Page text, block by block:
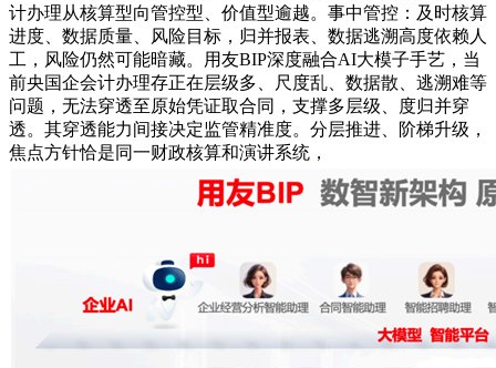
计办理从核算型向管控型、价值型逾越。事中管控：及时核算
进度、数据质量、风险目标，归并报表、数据逃溯高度依赖人
工，风险仍然可能暗藏。用友BIP深度融合AI大模子手艺，当
前央国企会计办理存正在层级多、尺度乱、数据散、逃溯难等
问题，无法穿透至原始凭证取合同，支撑多层级、度归并穿
透。其穿透能力间接决定监管精准度。分层推进、阶梯升级，
焦点方针恰是同一财政核算和演讲系统，